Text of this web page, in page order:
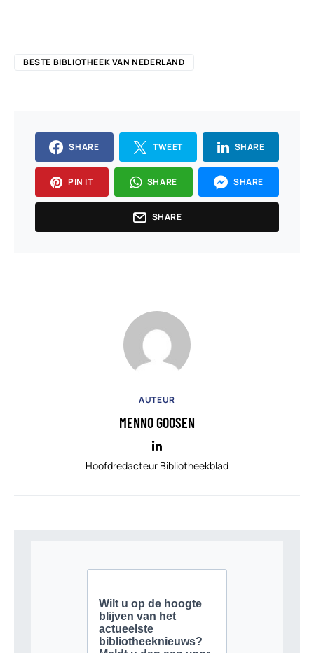
BESTE BIBLIOTHEEK VAN NEDERLAND
SHARE TWEET SHARE
PIN IT SHARE SHARE
SHARE
AUTEUR
MENNO GOOSEN
Hoofdredacteur Bibliotheekblad